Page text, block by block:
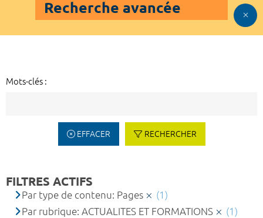
Recherche avancée
Mots-clés :
EFFACER RECHERCHER
FILTRES ACTIFS
Par type de contenu: Pages
(1)
Par rubrique: ACTUALITES ET FORMATIONS
(1)